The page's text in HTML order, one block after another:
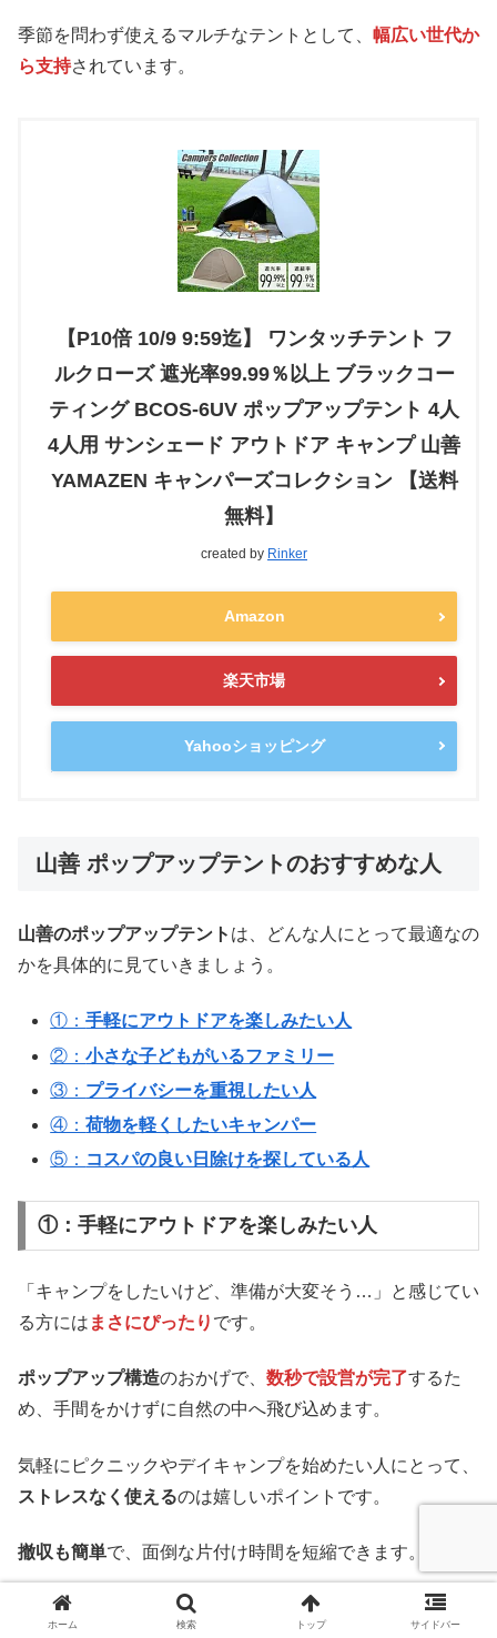
季節を問わず使えるマルチなテントとして、 幅広い世代か
ら支持されています。
【P10倍 10/9 9:59迄】 ワンタッチテント フ
ルクローズ 遮光率99.99％以上 ブラックコー
ティング BCOS-6UV ポップアップテント 4人
4人用 サンシェード アウトドア キャンプ 山善
YAMAZEN キャンパーズコレクション 【送料
無料】
created by Rinker
Amazon
楽天市場
Yahooショッピング
山善 ポップアップテントのおすすめな人
山善のポップアップテント は、どんな人にとって最適なの
かを具体的に見ていきましょう。
①：手軽にアウトドアを楽しみたい人
②：小さな子どもがいるファミリー
③： プライバシーを重視したい人
④：荷物を軽くしたいキャンパー
⑤： コスパの良い日除けを探している人
①：手軽にアウトドアを楽しみたい人
「キャンプをしたいけど、準備が大変そう…」と感じてい
る方には まさにぴったり です。
ポップアップ構造のおかげで、 数秒で設営が完了するた
め、手間をかけずに自然の中へ飛び込めます。
気軽にピクニックやデイキャンプを始めたい人にとって、
ストレスなく使えるのは嬉しいポイントです。
撤収も簡単で、面倒な片付け時間を短縮できます。
忙しい人でも アウトドアを身近に感じられる
、そんな設計
ホーム 検索 トップ サイドバー